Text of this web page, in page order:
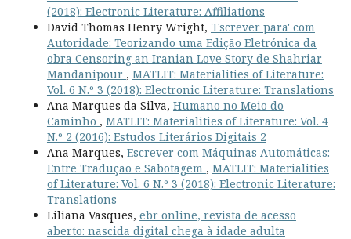
(2018): Electronic Literature: Affiliations
David Thomas Henry Wright, 'Escrever para' com
Autoridade: Teorizando uma Edição Eletrónica da
obra Censoring an Iranian Love Story de Shahriar
Mandanipour , MATLIT: Materialities of Literature:
Vol. 6 N.º 3 (2018): Electronic Literature: Translations
Ana Marques da Silva, Humano no Meio do
Caminho , MATLIT: Materialities of Literature: Vol. 4
N.º 2 (2016): Estudos Literários Digitais 2
Ana Marques, Escrever com Máquinas Automáticas:
Entre Tradução e Sabotagem , MATLIT: Materialities
of Literature: Vol. 6 N.º 3 (2018): Electronic Literature:
Translations
Liliana Vasques, ebr online, revista de acesso
aberto: nascida digital chega à idade adulta